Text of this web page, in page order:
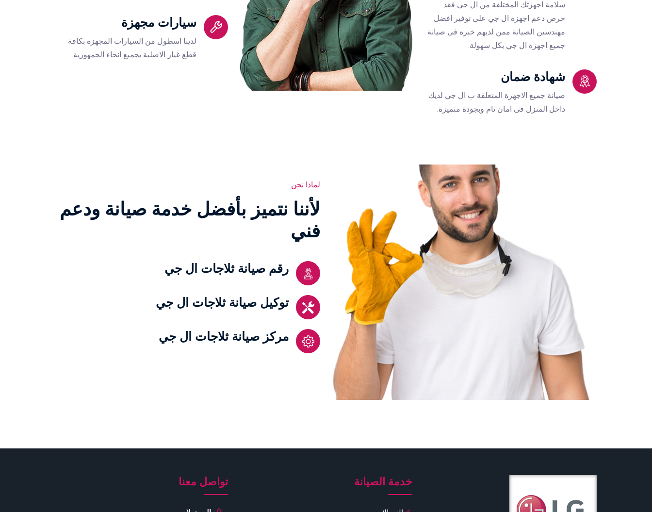
سلامة اجهزتك المختلفة من ال جي فقد
حرص دعم اجهزة ال جي على توفير افضل
مهندسين الصيانة ممن لديهم خبره فى صيانة
جميع اجهزة ال جي بكل سهولة.
شهادة ضمان
صيانة جميع الاجهزة المتعلقة ب ال جي لديك
داخل المنزل فى امان تام وبجودة متميزة.
سيارات مجهزة
لدينا اسطول من السيارات المجهزة بكافة
قطع غيار الاصلية بجميع انحاء الجمهورية.
لماذا نحن
ﻷننا نتميز بأفضل خدمة صيانة ودعم
فني
رقم صيانة ثلاجات ال جي
توكيل صيانة ثلاجات ال جي
مركز صيانة ثلاجات ال جي
خدمة الصيانة تواصل معنا